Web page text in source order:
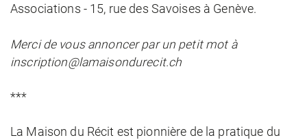
Associations - 15, rue des Savoises à Genève.
Merci de vous annoncer par un petit mot à
inscription@lamaisondurecit.ch
***
La Maison du Récit est pionnière de la pratique du